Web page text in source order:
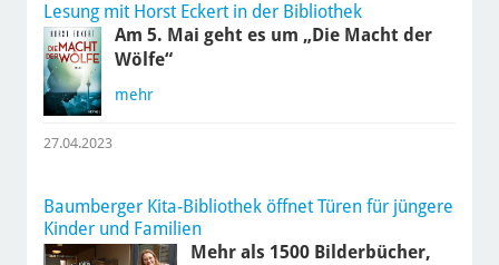
Lesung mit Horst Eckert in der Bibliothek
Am 5. Mai geht es um „Die Macht der
Wölfe“
mehr
27.04.2023
Baumberger Kita-Bibliothek öffnet Türen für jüngere
Kinder und Familien
Mehr als 1500 Bilderbücher,